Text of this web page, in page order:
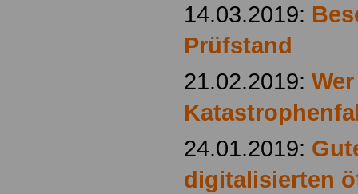
14.03.2019:
Prüfstand
21.02.2019:
24.01.2019:
digitalisierten